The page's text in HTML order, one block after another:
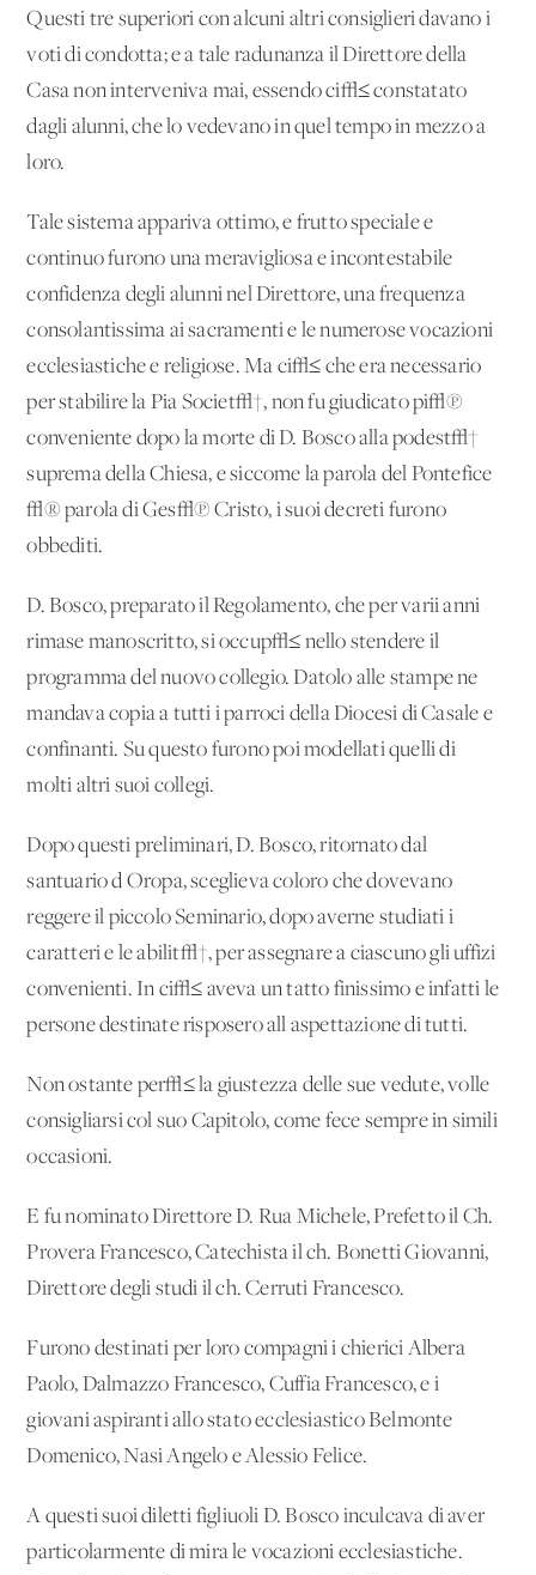
Questi tre superiori con alcuni altri consiglieri davano i
voti di condotta; e a tale radunanza il Direttore della
Casa non interveniva mai, essendo ci√≤ constatato
dagli alunni, che lo vedevano in quel tempo in mezzo a
loro.
Tale sistema appariva ottimo, e frutto speciale e
continuo furono una meravigliosa e incontestabile
confidenza degli alunni nel Direttore, una frequenza
consolantissima ai sacramenti e le numerose vocazioni
ecclesiastiche e religiose. Ma ci√≤ che era necessario
per stabilire la Pia Societ√†, non fu giudicato pi√π
conveniente dopo la morte di D. Bosco alla podest√†
suprema della Chiesa, e siccome la parola del Pontefice
√® parola di Ges√π Cristo, i suoi decreti furono
obbediti.
D. Bosco, preparato il Regolamento, che per varii anni
rimase manoscritto, si occup√≤ nello stendere il
programma del nuovo collegio. Datolo alle stampe ne
mandava copia a tutti i parroci della Diocesi di Casale e
confinanti. Su questo furono poi modellati quelli di
molti altri suoi collegi.
Dopo questi preliminari, D. Bosco, ritornato dal
santuario d'Oropa, sceglieva coloro che dovevano
reggere il piccolo Seminario, dopo averne studiati i
caratteri e le abilit√†, per assegnare a ciascuno gli uffizi
convenienti. In ci√≤ aveva un tatto finissimo e infatti le
persone destinate risposero all'aspettazione di tutti.
Non ostante per√≤ la giustezza delle sue vedute, volle
consigliarsi col suo Capitolo, come fece sempre in simili
occasioni.
E fu nominato Direttore D. Rua Michele, Prefetto il Ch.
Provera Francesco, Catechista il ch. Bonetti Giovanni,
Direttore degli studi il ch. Cerruti Francesco.
Furono destinati per loro compagni i chierici Albera
Paolo, Dalmazzo Francesco, Cuffia Francesco, e i
giovani aspiranti allo stato ecclesiastico Belmonte
Domenico, Nasi Angelo e Alessio Felice.
A questi suoi diletti figliuoli D. Bosco inculcava di aver
particolarmente di mira le vocazioni ecclesiastiche.